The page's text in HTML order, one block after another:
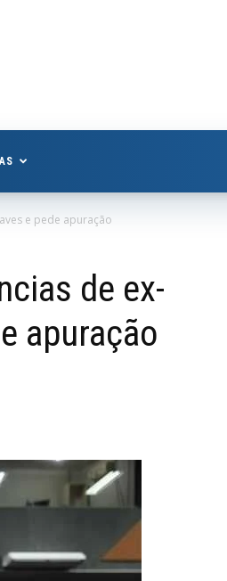
e pede apuração
de ex-
apuração